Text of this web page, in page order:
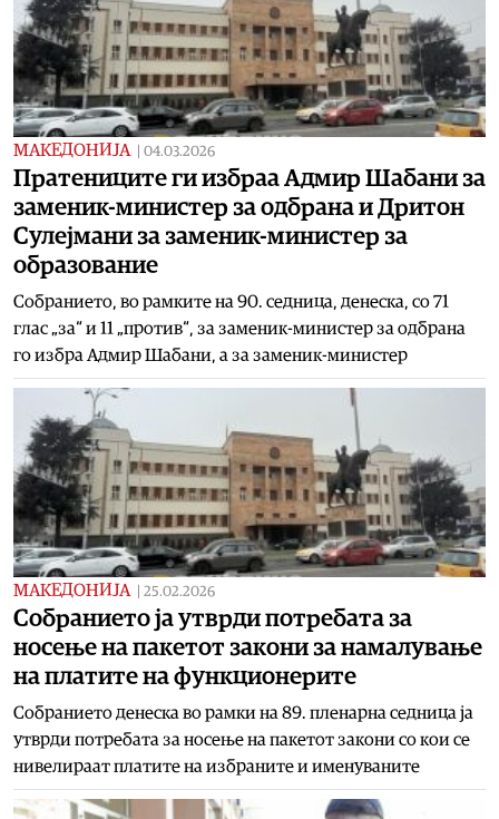
МАКЕДОНИЈА 04.03.2026
Пратениците ги избраа Адмир Шабани за
заменик-министер за одбрана и Дритон
Сулејмани за заменик-министер за
образование
Собранието, во рамките на 90. седница, денеска, со 71
глас „за“ и 11 „против“, за заменик-министер за одбрана
го избра Адмир Шабани, а за заменик-министер
МАКЕДОНИЈА 25.02.2026
Собранието ја утврди потребата за
носење на пакетот закони за намалување
на платите на функционерите
Собранието денеска во рамки на 89. пленарна седница ја
утврди потребата за носење на пакетот закони со кои се
нивелираат платите на избраните и именуваните